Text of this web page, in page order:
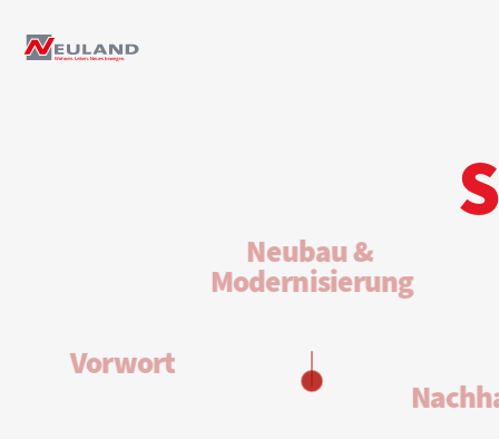
Neubau &
Modernisierung
Vorwort
N